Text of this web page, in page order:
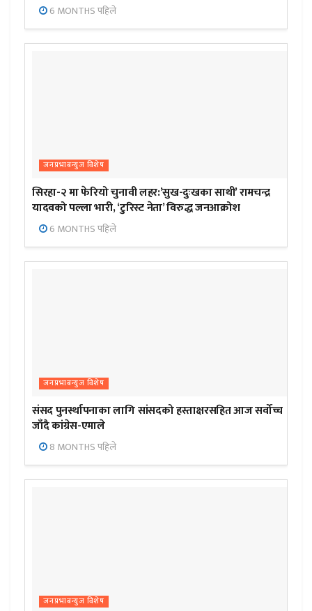
6 MONTHS पहिले
जनप्रभाबन्युज विशेष
सिरहा-२ मा फेरियो चुनावी लहर:’सुख-दुःखका साथी’ रामचन्द्र
यादवको पल्ला भारी, ‘टुरिस्ट नेता’ विरुद्ध जनआक्रोश
6 MONTHS पहिले
जनप्रभाबन्युज विशेष
संसद पुनर्स्थापनाका लागि सांसदको हस्ताक्षरसहित आज सर्वोच्च
जाँदै कांग्रेस-एमाले
8 MONTHS पहिले
जनप्रभाबन्युज विशेष